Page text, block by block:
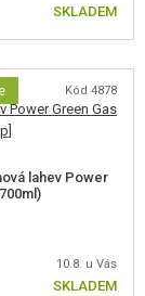
SKLADEM
Kód 4878
lahev Power
10.8. u Vás
SKLADEM